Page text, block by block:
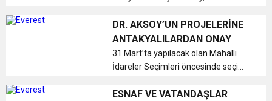
öncesinde Antakya’nın önde gelen
esnaf, çiftçi ve iş dünyasının bağlı
bulunduğu Sivil Toplum
Kuruluşlarınd...
DR. AKSOY’UN PROJELERİNE
ANTAKYALILARDAN ONAY
31 Mart’ta yapılacak olan Mahalli
İdareler Seçimleri öncesinde seçim
Belediye Başkan Adayı Dr. Hüseyin
ESNAF VE VATANDAŞLAR